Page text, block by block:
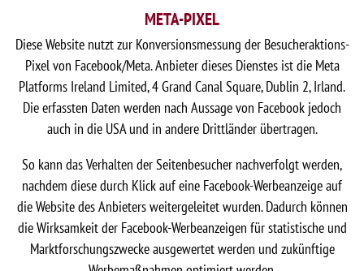
META-PIXEL
Diese Website nutzt zur Konversionsmessung der Besucheraktions-
Pixel von Facebook/Meta. Anbieter dieses Dienstes ist die Meta
Platforms Ireland Limited, 4 Grand Canal Square, Dublin 2, Irland.
Die erfassten Daten werden nach Aussage von Facebook jedoch
auch in die USA und in andere Drittländer übertragen.
So kann das Verhalten der Seitenbesucher nachverfolgt werden,
nachdem diese durch Klick auf eine Facebook-Werbeanzeige auf
die Website des Anbieters weitergeleitet wurden. Dadurch können
die Wirksamkeit der Facebook-Werbeanzeigen für statistische und
Marktforschungszwecke ausgewertet werden und zukünftige